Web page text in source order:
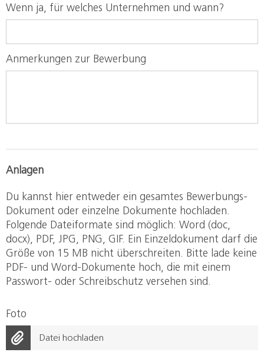
Wenn ja, für welches Unternehmen und wann?
Anmerkungen zur Bewerbung
Anlagen
Du kannst hier entweder ein gesamtes Bewerbungs-
Dokument oder einzelne Dokumente hochladen.
Folgende Dateiformate sind möglich: Word (doc,
docx), PDF, JPG, PNG, GIF. Ein Einzeldokument darf die
Größe von 15 MB nicht überschreiten. Bitte lade keine
PDF- und Word-Dokumente hoch, die mit einem
Passwort- oder Schreibschutz versehen sind.
Foto
Datei hochladen